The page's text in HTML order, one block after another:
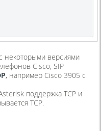
некоторыми версиями
Cisco, SIP
, например Cisco 3905 с
поддержка TCP и
TCP.